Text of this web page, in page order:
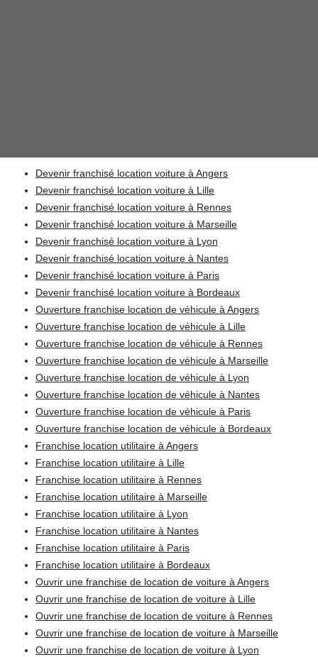
Devenir franchisé location voiture à Angers
Devenir franchisé location voiture à Lille
Devenir franchisé location voiture à Rennes
Devenir franchisé location voiture à Marseille
Devenir franchisé location voiture à Lyon
Devenir franchisé location voiture à Nantes
Devenir franchisé location voiture à Paris
Devenir franchisé location voiture à Bordeaux
Ouverture franchise location de véhicule à Angers
Ouverture franchise location de véhicule à Lille
Ouverture franchise location de véhicule à Rennes
Ouverture franchise location de véhicule à Marseille
Ouverture franchise location de véhicule à Lyon
Ouverture franchise location de véhicule à Nantes
Ouverture franchise location de véhicule à Paris
Ouverture franchise location de véhicule à Bordeaux
Franchise location utilitaire à Angers
Franchise location utilitaire à Lille
Franchise location utilitaire à Rennes
Franchise location utilitaire à Marseille
Franchise location utilitaire à Lyon
Franchise location utilitaire à Nantes
Franchise location utilitaire à Paris
Franchise location utilitaire à Bordeaux
Ouvrir une franchise de location de voiture à Angers
Ouvrir une franchise de location de voiture à Lille
Ouvrir une franchise de location de voiture à Rennes
Ouvrir une franchise de location de voiture à Marseille
Ouvrir une franchise de location de voiture à Lyon